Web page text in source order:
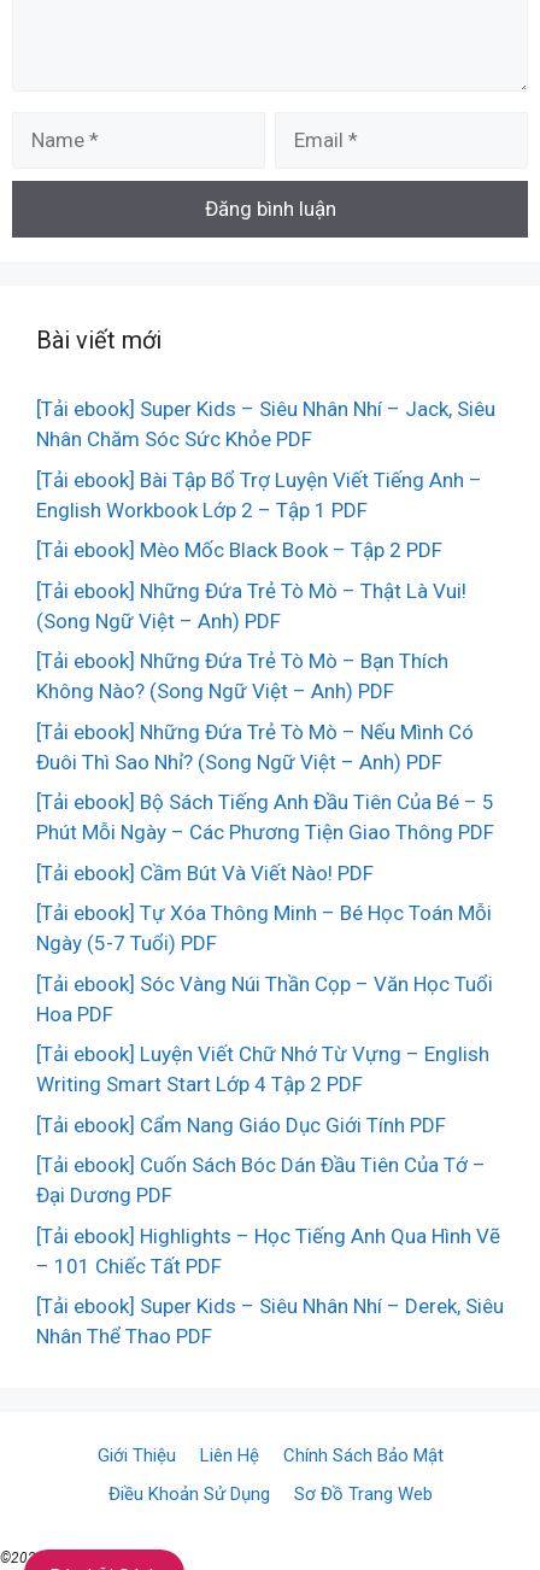
Bài viết mới
[Tải ebook] Super Kids – Siêu Nhân Nhí – Jack, Siêu
Nhân Chăm Sóc Sức Khỏe PDF
[Tải ebook] Bài Tập Bổ Trợ Luyện Viết Tiếng Anh –
English Workbook Lớp 2 – Tập 1 PDF
[Tải ebook] Mèo Mốc Black Book – Tập 2 PDF
[Tải ebook] Những Đứa Trẻ Tò Mò – Thật Là Vui!
(Song Ngữ Việt – Anh) PDF
[Tải ebook] Những Đứa Trẻ Tò Mò – Bạn Thích
Không Nào? (Song Ngữ Việt – Anh) PDF
[Tải ebook] Những Đứa Trẻ Tò Mò – Nếu Mình Có
Đuôi Thì Sao Nhỉ? (Song Ngữ Việt – Anh) PDF
[Tải ebook] Bộ Sách Tiếng Anh Đầu Tiên Của Bé – 5
Phút Mỗi Ngày – Các Phương Tiện Giao Thông PDF
[Tải ebook] Cầm Bút Và Viết Nào! PDF
[Tải ebook] Tự Xóa Thông Minh – Bé Học Toán Mỗi
Ngày (5-7 Tuổi) PDF
[Tải ebook] Sóc Vàng Núi Thần Cọp – Văn Học Tuổi
Hoa PDF
[Tải ebook] Luyện Viết Chữ Nhớ Từ Vựng – English
Writing Smart Start Lớp 4 Tập 2 PDF
[Tải ebook] Cẩm Nang Giáo Dục Giới Tính PDF
[Tải ebook] Cuốn Sách Bóc Dán Đầu Tiên Của Tớ –
Đại Dương PDF
[Tải ebook] Highlights – Học Tiếng Anh Qua Hình Vẽ
– 101 Chiếc Tất PDF
[Tải ebook] Super Kids – Siêu Nhân Nhí – Derek, Siêu
Nhân Thể Thao PDF
Giới Thiệu Liên Hệ
Chính Sách Bảo Mật
Điều Khoản Sử Dụng
Sơ Đồ Trang Web
©2021 ♥ TaiSach.Org